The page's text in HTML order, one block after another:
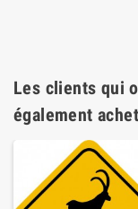
Les clients qui
également